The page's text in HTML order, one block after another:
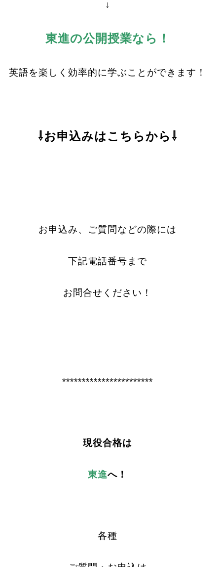
↓
東進の公開授業なら！
英語を楽しく効率的に学ぶことができます！
⇩お申込みはこちらから⇩
お申込み、ご質問などの際には
下記電話番号まで
お問合せください！
***********************
現役合格は
東進へ！
各種